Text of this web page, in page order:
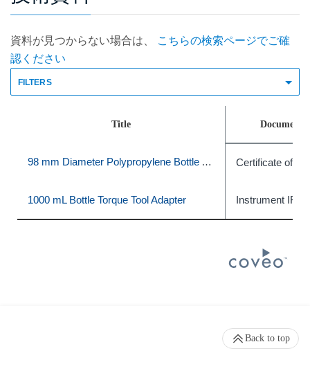
資料が見つからない場合は、
こちらの検索ページでご確
認ください
FILTERS
Title Document
98 mm Diameter Polypropylene Bottle Adapter Sleeve, Quantity of 6 Certificate of
1000 mL Bottle Torque Tool Adapter Instrument IFU
Back to top